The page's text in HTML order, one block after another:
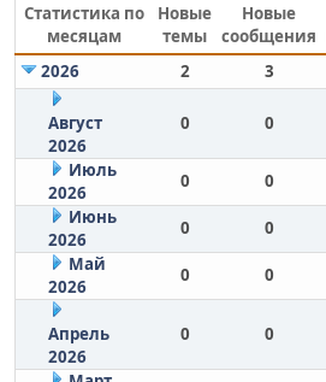
Статистика по
месяцам
Новые
темы
Новые
сообщения
2026
2 3
Август
2026
0 0
Июль
2026
0 0
Июнь
2026
0 0
Май
2026
0 0
Апрель
2026
0 0